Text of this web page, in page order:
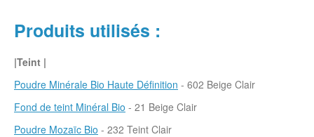
Produits utilisés :
|Teint |
Poudre Minérale Bio Haute Définition - 602 Beige Clair
Fond de teint Minéral Bio - 21 Beige Clair
Poudre Mozaïc Bio - 232 Teint Clair